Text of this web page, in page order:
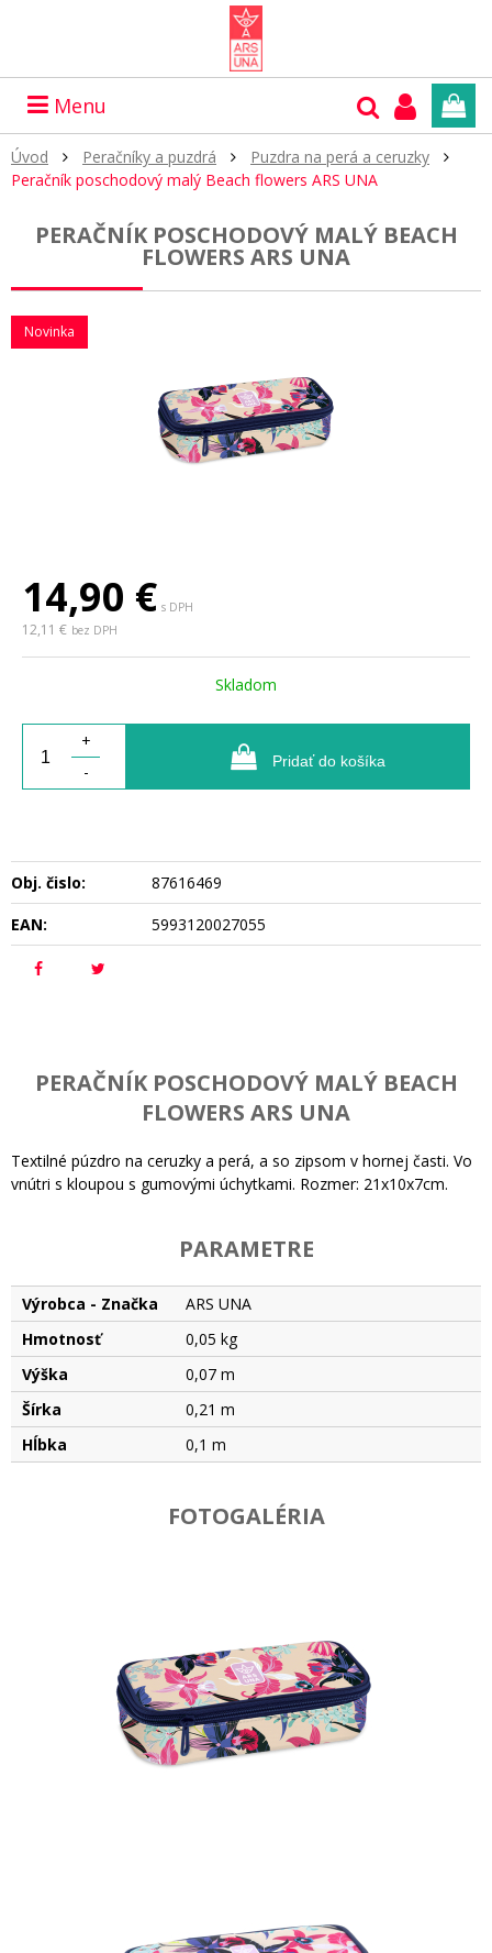
Menu
Úvod Peračníky a puzdrá
Puzdra na perá a ceruzky
Peračník poschodový malý Beach flowers ARS UNA
PERAČNÍK POSCHODOVÝ MALÝ BEACH
FLOWERS ARS UNA
Novinka
14,90 € s DPH
12,11 € bez DPH
Skladom
+
-
Pridať do košíka
Obj. čislo:
87616469
EAN:
5993120027055
PERAČNÍK POSCHODOVÝ MALÝ BEACH
FLOWERS ARS UNA
Textilné púzdro na ceruzky a perá, a so zipsom v hornej časti. Vo
vnútri s kloupou s gumovými úchytkami. Rozmer: 21x10x7cm.
PARAMETRE
Výrobca - Značka
ARS UNA
Hmotnosť
0,05 kg
Výška
0,07 m
Šírka
0,21 m
Hĺbka
0,1 m
FOTOGALÉRIA